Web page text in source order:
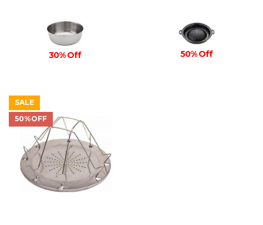
30% Off 50% Off
SALE
50%OFF